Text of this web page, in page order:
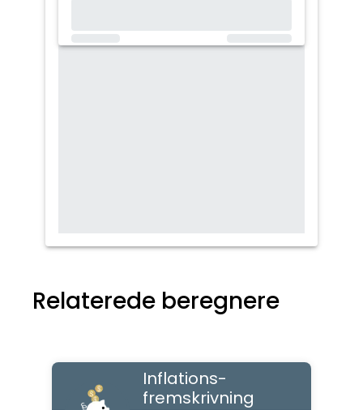
Relaterede beregnere
Inflations-
fremskrivning